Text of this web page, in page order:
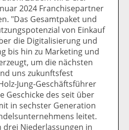
n
n
2024 Franchisepartner
"Das Gesamtpaket und
von Einkauf
die Digitalisierung und
bis hin zu Marketing und
um die nächsten
uns zukunftsfest
Jung-Geschäftsführer
Geschicke des seit über
in sechster Generation
leitet.
drei Niederlassungen in